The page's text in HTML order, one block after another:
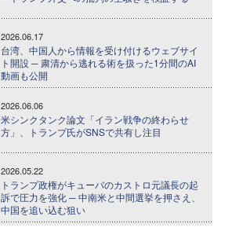
2026.06.17
台湾、中国人から情報を受け付けるウェブサイ
ト開設 ─ 粛清から逃れる術を扱った1分間のAI
動画も公開
2026.06.06
米シンクタンク論文「イラン戦争の終わらせ
方」、トランプ氏がSNSで共有し注目
2026.05.22
トランプ政権がキューバのカストロ元議長の起
訴で圧力を強化 ─ 中南米と中間選挙を押さえ、
中国を追い込む狙い